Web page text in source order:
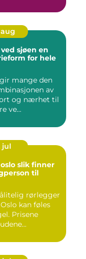
sjøen en
for hele
mange den
av
og nærhet til
ve...
jul
finner
til
rørlegger
kan føles
Prisene